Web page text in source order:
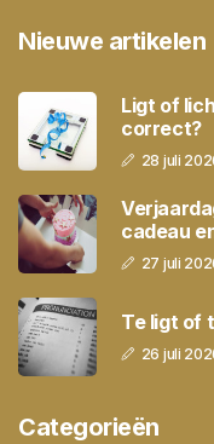
Nieuwe artikelen
Ligt of
correct?
28 juli
cadeau
27 juli
Te ligt of
26 juli
Categorieën